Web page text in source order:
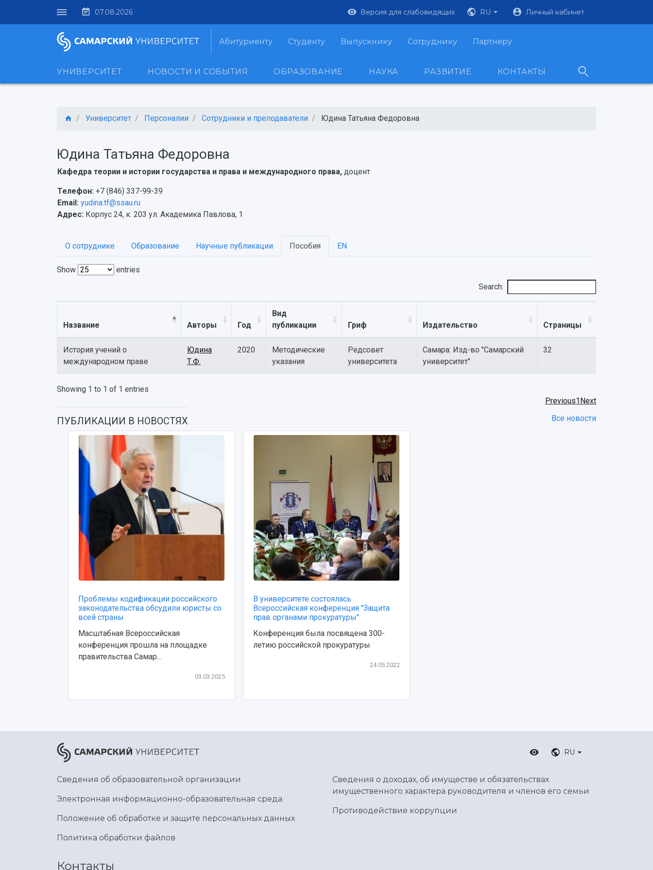
07.08.2026 Версия для слабовидящих RU Личный кабинет
Абитуриенту Студенту Выпускнику Сотруднику Партнеру
УНИВЕРСИТЕТ НОВОСТИ И СОБЫТИЯ ОБРАЗОВАНИЕ НАУКА РАЗВИТИЕ КОНТАКТЫ
Университет Персоналии Сотрудники и преподаватели Юдина Татьяна Федоровна
Юдина Татьяна Федоровна
Кафедра теории и истории государства и права и международного права, доцент
Телефон: +7 (846) 337-99-39
Email: yudina.tf@ssau.ru
Адрес: Корпус 24, к. 203 ул. Академика Павлова, 1
О сотруднике Образование Научные публикации Пособия EN
Show
entries
Search:
Название Авторы Год
Вид
публикации
Гриф Издательство Страницы
История учений о
международном праве
Юдина
Т.Ф.
2020
Методические
указания
Редсовет
университета
Самара: Изд-во "Самарский
университет"
32
Showing 1 to 1 of 1 entries
Previous1Next
ПУБЛИКАЦИИ В НОВОСТЯХ Все новости
Проблемы кодификации российского
законодательства обсудили юристы со
всей страны
Масштабная Всероссийская
конференция прошла на площадке
правительства Самар...
03.03.2025
В университете состоялась
Всероссийская конференция "Защита
прав органами прокуратуры"
Конференция была посвящена 300-
летию российской прокуратуры
24.05.2022
RU
Сведения об образовательной организации
Электронная информационно-образовательная среда
Положение об обработке и защите персональных данных
Политика обработки файлов
Сведения о доходах, об имуществе и обязательствах
имущественного характера руководителя и членов его семьи
Противодействие коррупции
Контакты